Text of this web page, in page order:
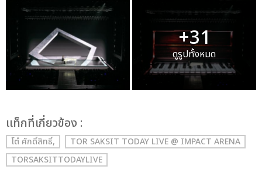
+31
ดูรูปทั้งหมด
เเท็กที่เกี่ยวข้อง :
โต๋ ศักดิ์สิทธิ์,
TOR SAKSIT TODAY LIVE @ IMPACT ARENA
TORSAKSITTODAYLIVE